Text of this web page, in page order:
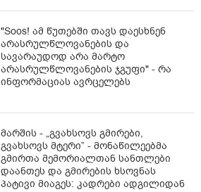
"Soos! ამ წუთებში თავს დაესხნენ
არასრულწლოვანების და
სავარაუდოდ არა მარტო
არასრულწლოვანების ჯგუფი" - რა
ინფორმაციას ავრცელებს
მარშის - „გვახსოვს გმირები,
გვახსოვს მტერი” - მონაწილეებმა
გმირთა მემორიალთან სანთლები
დაანთეს და გმირების ხსოვნას
პატივი მიაგეს: კადრები ადგილიდან